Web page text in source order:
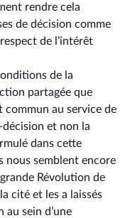
rendre cela
de décision comme
de l’intérêt
de la
partagée que
au service de
décision et non la
dans cette
nous semblent encore
Révolution de
cité et les a laissés
au sein d’une